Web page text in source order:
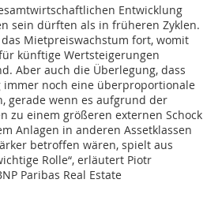
Entwicklung
sein dürften als in früheren Zyklen.
Mietpreiswachstum fort, womit
künftige Wertsteigerungen
Aber auch die Überlegung, dass
noch eine überproportionale
gerade wenn es aufgrund der
zu einem größeren externen Schock
Anlagen in anderen Assetklassen
betroffen wären, spielt aus
Rolle“, erläutert Piotr
Paribas Real Estate